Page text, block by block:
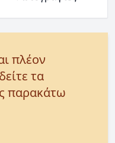
πλέον
τα
παρακάτω